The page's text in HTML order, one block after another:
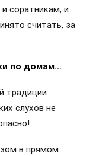
соратникам, и
считать, за
по домам…
традиции
слухов не
в прямом